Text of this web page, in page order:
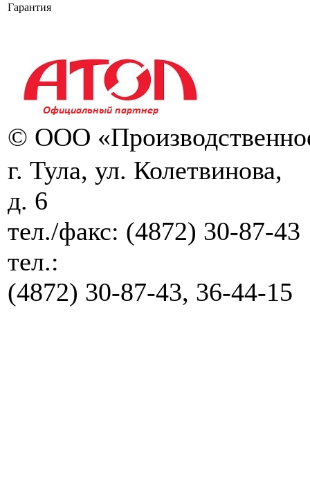
Гарантия
© ООО
г. Тула, ул. Колетвинова,
д. 6
тел./факс: (4872) 30-87-43
тел.:
(4872) 30-87-43, 36-44-15